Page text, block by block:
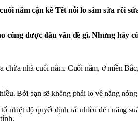
năm cận kề Tết nỗi lo sắm sửa rồi
cũng được đâu vấn đề gì. Nhưng hãy
nhà cuối năm. Cuối năm, ở miền
Bởi bạn sẽ không phải lo về nắng
nhiệt độ quyết định rất nhiều đến năng